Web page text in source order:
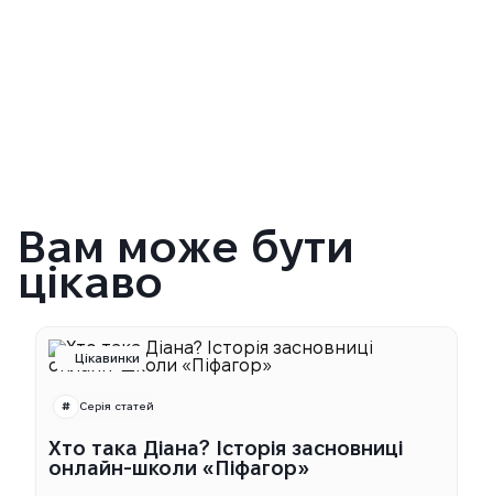
Вам може бути
цікаво
Цікавинки
Серія статей
Хто така Діана? Історія засновниці
онлайн-школи «Піфагор»